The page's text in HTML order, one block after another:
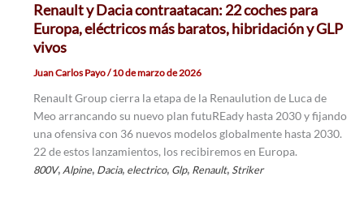
Renault y Dacia contraatacan: 22 coches para
Europa, eléctricos más baratos, hibridación y GLP
vivos
Juan Carlos Payo/10 de marzo de 2026
Renault Group cierra la etapa de la Renaulution de Luca de
Meo arrancando su nuevo plan futuREady hasta 2030 y fijando
una ofensiva con 36 nuevos modelos globalmente hasta 2030.
22 de estos lanzamientos, los recibiremos en Europa.
800V, Alpine, Dacia, electrico, Glp, Renault, Striker